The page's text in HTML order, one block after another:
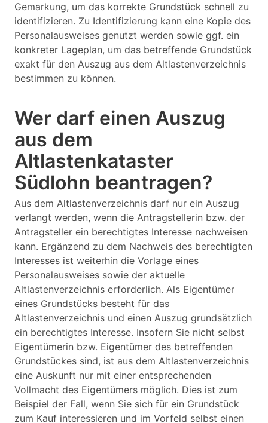
Gemarkung, um das korrekte Grundstück schnell zu
identifizieren. Zu Identifizierung kann eine Kopie des
Personalausweises genutzt werden sowie ggf. ein
konkreter Lageplan, um das betreffende Grundstück
exakt für den Auszug aus dem Altlastenverzeichnis
bestimmen zu können.
Wer darf einen Auszug
aus dem
Altlastenkataster
Südlohn beantragen?
Aus dem Altlastenverzeichnis darf nur ein Auszug
verlangt werden, wenn die Antragstellerin bzw. der
Antragsteller ein berechtigtes Interesse nachweisen
kann. Ergänzend zu dem Nachweis des berechtigten
Interesses ist weiterhin die Vorlage eines
Personalausweises sowie der aktuelle
Altlastenverzeichnis erforderlich. Als Eigentümer
eines Grundstücks besteht für das
Altlastenverzeichnis und einen Auszug grundsätzlich
ein berechtigtes Interesse. Insofern Sie nicht selbst
Eigentümerin bzw. Eigentümer des betreffenden
Grundstückes sind, ist aus dem Altlastenverzeichnis
eine Auskunft nur mit einer entsprechenden
Vollmacht des Eigentümers möglich. Dies ist zum
Beispiel der Fall, wenn Sie sich für ein Grundstück
zum Kauf interessieren und im Vorfeld selbst einen